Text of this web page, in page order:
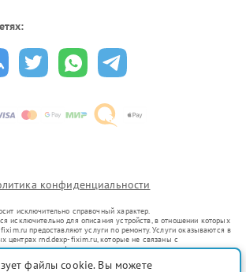
конфиденциальности
исключительно справочный характер.
исключительно для описания устройств, в отношении которых
предоставляют услуги по ремонту. Услуги оказываются в
центрах rnd.dexp-fixim.ru, которые не связаны с
знаков или их официальными представителями.
уже введенных в гражданский оборот в соответствии
файлы cookie. Вы можете